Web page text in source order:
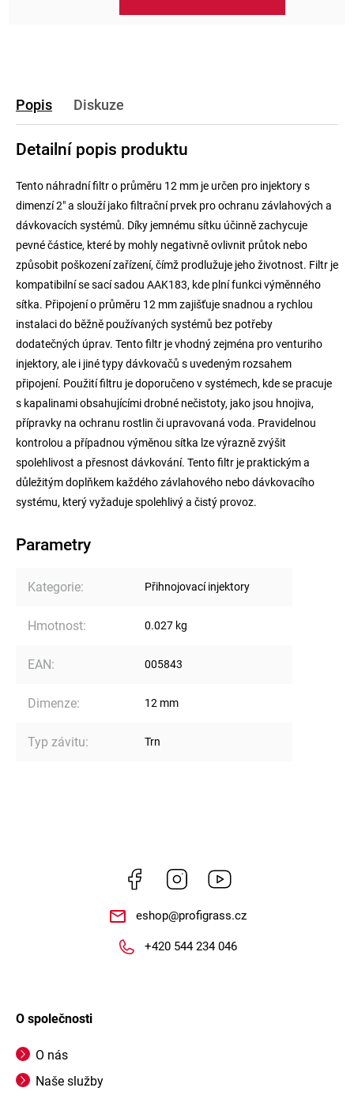
Popis Diskuze
Detailní popis produktu
Tento náhradní filtr o průměru 12 mm je určen pro injektory s
dimenzí 2" a slouží jako filtrační prvek pro ochranu závlahových a
dávkovacích systémů. Díky jemnému sítku účinně zachycuje
pevné částice, které by mohly negativně ovlivnit průtok nebo
způsobit poškození zařízení, čímž prodlužuje jeho životnost. Filtr je
kompatibilní se sací sadou AAK183, kde plní funkci výměnného
sítka. Připojení o průměru 12 mm zajišťuje snadnou a rychlou
instalaci do běžně používaných systémů bez potřeby
dodatečných úprav. Tento filtr je vhodný zejména pro venturiho
injektory, ale i jiné typy dávkovačů s uvedeným rozsahem
připojení. Použití filtru je doporučeno v systémech, kde se pracuje
s kapalinami obsahujícími drobné nečistoty, jako jsou hnojiva,
přípravky na ochranu rostlin či upravovaná voda. Pravidelnou
kontrolou a případnou výměnou sítka lze výrazně zvýšit
spolehlivost a přesnost dávkování. Tento filtr je praktickým a
důležitým doplňkem každého závlahového nebo dávkovacího
systému, který vyžaduje spolehlivý a čistý provoz.
Parametry
Kategorie: Přihnojovací injektory
Hmotnost: 0.027 kg
EAN: 005843
Dimenze: 12 mm
Typ závitu: Trn
Facebook Instagram
eshop@profigrass.cz
+420 544 234 046
O společnosti
O nás
Naše služby